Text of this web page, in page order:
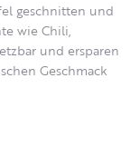
geschnitten und
wie Chili,
und ersparen
Geschmack